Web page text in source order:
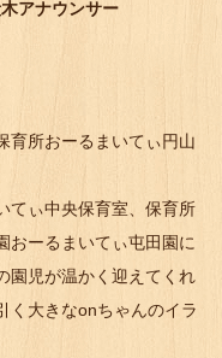
アナウンサー
育所おーるまいてぃ円山
てぃ中央保育室、保育所
おーるまいてぃ屯田園に
園児が温かく迎えてくれ
く大きなonちゃんのイラ